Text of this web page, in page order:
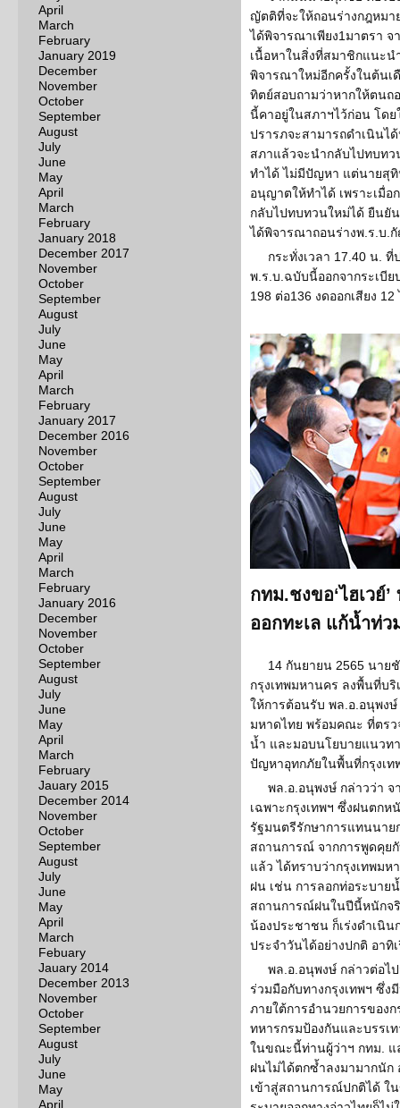
April
March
February
January 2019
December
November
October
September
August
July
June
May
April
March
February
January 2018
December 2017
November
October
September
August
July
June
May
April
March
February
January 2017
December 2016
November
October
September
August
July
June
May
April
March
February
January 2016
December
November
October
September
August
July
June
May
April
March
February
Jauary 2015
December 2014
November
October
September
August
July
June
May
April
March
Febuary
Jauary 2014
December 2013
November
October
September
August
July
June
May
April
ญัตติที่จะให้ถอนร่างกฎหมา
ได้พิจารณาเพียง1มาตรา จ
เนื้อหาในสิ่งที่สมาชิกแนะ
พิจารณาใหม่อีกครั้งในต้น
ทิตย์สอบถามว่าหากให้ตนถ
นี้คาอยู่ในสภาฯไว้ก่อน โด
ปรารภจะสามารถดำเนินไ
สภาแล้วจะนำกลับไปทบท
ทำได้ ไม่มีปัญหา แต่นายสุ
อนุญาตให้ทำได้ เพราะเมื่
กลับไปทบทวนใหม่ได้ ยืนยั
ได้พิจารณาถอนร่างพ.ร.บ.
กระทั่งเวลา 17.40 น.
พ.ร.บ.ฉบับนี้ออกจากระเบี
198 ต่อ136 งดออกเสียง
กทม.ชงขอ‘ไฮเวย์
ออกทะเล แก้น้ำท่ว
14 กันยายน 2565 นาย
กรุงเทพมหานคร ลงพื้นที่บ
ให้การต้อนรับ พล.อ.อนุพงษ์
มหาดไทย พร้อมคณะ ที่ตรว
น้ำ และมอบนโยบายแนวท
ปัญหาอุทกภัยในพื้นที่กรุงเ
พล.อ.อนุพงษ์ กล่าวว่า
เฉพาะกรุงเทพฯ ซึ่งฝนตกห
รัฐมนตรีรักษาการแทนนา
สถานการณ์ จากการพูดคุย
แล้ว ได้ทราบว่ากรุงเทพมห
ฝน เช่น การลอกท่อระบาย
สถานการณ์ฝนในปีนี้หนักจ
น้องประชาชน ก็เร่งดำเนิ
ประจำวันได้อย่างปกติ อาทิ
พล.อ.อนุพงษ์ กล่าวต่อไ
ร่วมมือกับทางกรุงเทพฯ ซึ่ง
ภายใต้การอำนวยการของ
ทหารกรมป้องกันและบรร
ในขณะนี้ท่านผู้ว่าฯ กทม. แ
ฝนไม่ได้ตกซ้ำลงมามากนัก
เข้าสู่สถานการณ์ปกติได้ ใ